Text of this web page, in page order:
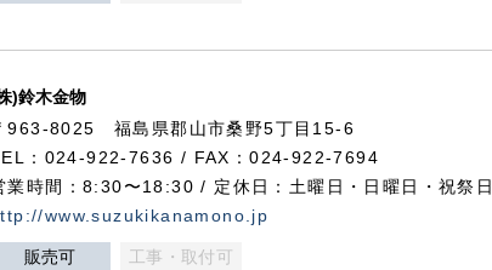
)鈴木金物
963-8025 福島県郡山市桑野5丁目15-6
：024-922-7636 / FAX：024-922-7694
業時間：8:30〜18:30 / 定休日：土曜日・日曜日・祝祭日
www.suzukikanamono.jp
販売可 工事・取付可